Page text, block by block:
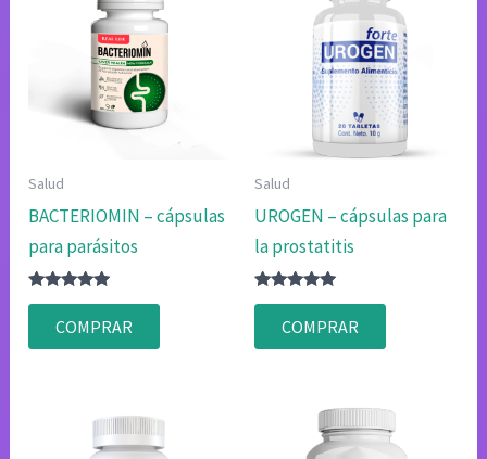
Salud
BACTERIOMIN – cápsulas
para parásitos
Valorado
4.80
de 5
COMPRAR
Salud
UROGEN – cápsulas para
la prostatitis
Valorado
4.80
de 5
COMPRAR